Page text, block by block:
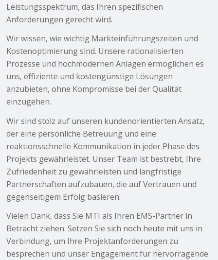
Leistungsspektrum, das Ihren spezifischen
Anforderungen gerecht wird.
Wir wissen, wie wichtig Markteinführungszeiten und
Kostenoptimierung sind. Unsere rationalisierten
Prozesse und hochmodernen Anlagen ermöglichen es
uns, effiziente und kostengünstige Lösungen
anzubieten, ohne Kompromisse bei der Qualität
einzugehen.
Wir sind stolz auf unseren kundenorientierten Ansatz,
der eine persönliche Betreuung und eine
reaktionsschnelle Kommunikation in jeder Phase des
Projekts gewährleistet. Unser Team ist bestrebt, Ihre
Zufriedenheit zu gewährleisten und langfristige
Partnerschaften aufzubauen, die auf Vertrauen und
gegenseitigem Erfolg basieren.
Vielen Dank, dass Sie MTI als Ihren EMS-Partner in
Betracht ziehen. Setzen Sie sich noch heute mit uns in
Verbindung, um Ihre Projektanforderungen zu
besprechen und unser Engagement für hervorragende